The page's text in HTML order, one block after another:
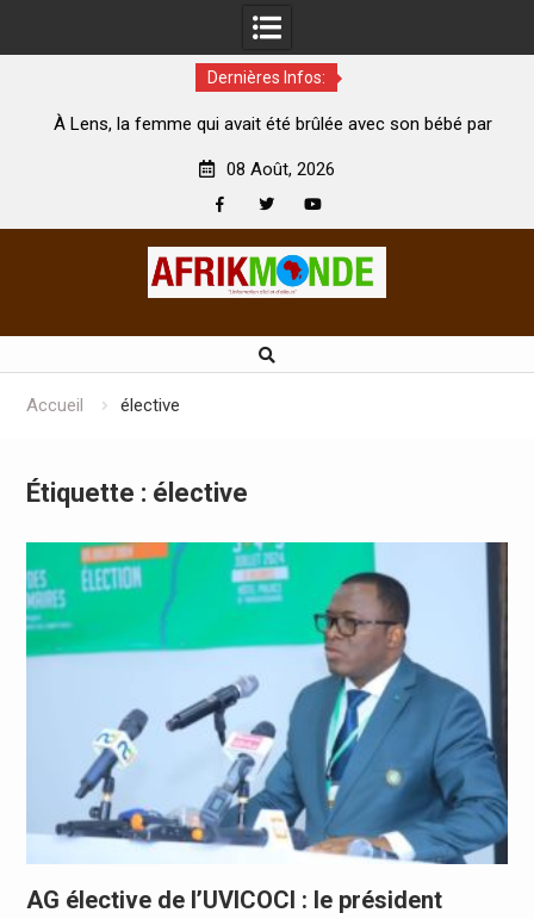
Dernières Infos:
qui avait été brûlée avec son bébé par
Coopération: Le
08 Août, 2026
Accueil élective
Étiquette : élective
AG élective de l’UVICOCI : le président